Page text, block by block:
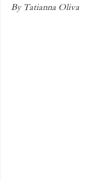
By Tatianna Oliva